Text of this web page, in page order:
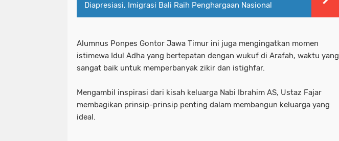
Diapresiasi, Imigrasi Bali Raih Penghargaan Nasional
Alumnus Ponpes Gontor Jawa Timur ini juga mengingatkan momen
istimewa Idul Adha yang bertepatan dengan wukuf di Arafah, waktu yang
sangat baik untuk memperbanyak zikir dan istighfar.
Mengambil inspirasi dari kisah keluarga Nabi Ibrahim AS, Ustaz Fajar
membagikan prinsip-prinsip penting dalam membangun keluarga yang
ideal.